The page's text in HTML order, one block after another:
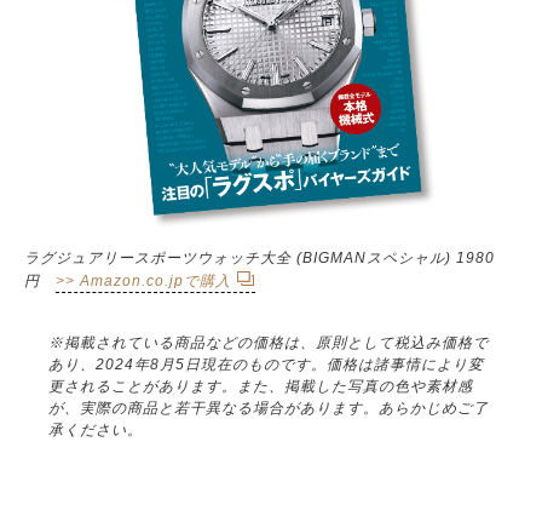
ラグジュアリースポーツウォッチ大全 (BIGMANスペシャル) 1980
円 >> Amazon.co.jpで購入
※掲載されている商品などの価格は、原則として税込み価格で
あり、2024年8月5日現在のものです。価格は諸事情により変
更されることがあります。また、掲載した写真の色や素材感
が、実際の商品と若干異なる場合があります。あらかじめご了
承ください。